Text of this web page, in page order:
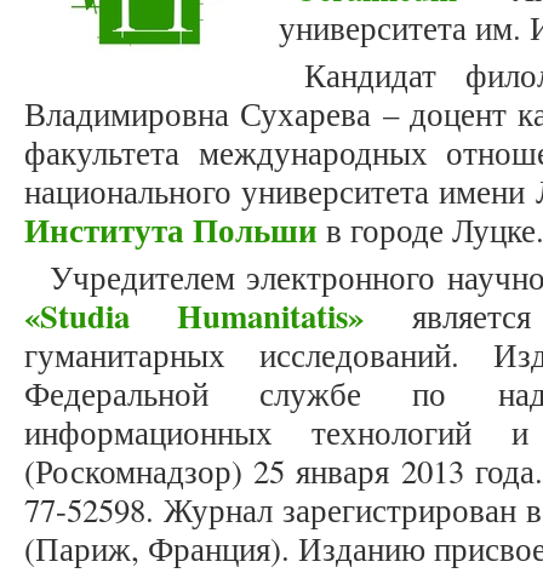
университета
Кандидат
Владимировна Сухарева – доцент
факультета международных
национального университета
Института Польши в городе Луцке.
Учредителем электронного
«Studia Humanitatis»
гуманитарных исследований.
Федеральной службе по
информационных технологий
(Роскомнадзор) 25 января 2013
77-52598. Журнал зарегистрирован
(Париж, Франция). Изданию